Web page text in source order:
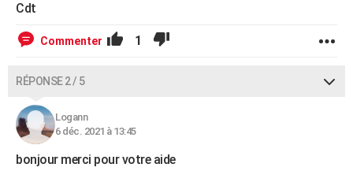
Cdt
Commenter 1
RÉPONSE 2 / 5
Logann
6 déc. 2021 à 13:45
bonjour merci pour votre aide